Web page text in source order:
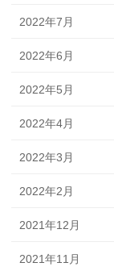
2022年7月
2022年6月
2022年5月
2022年4月
2022年3月
2022年2月
2021年12月
2021年11月